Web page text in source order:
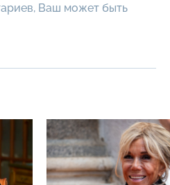
Ваш может быть